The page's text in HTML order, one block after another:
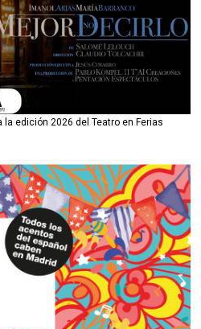
edición 2026 del Teatro en Ferias